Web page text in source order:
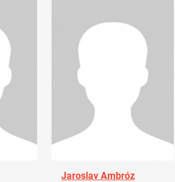
Jaroslav Ambróz